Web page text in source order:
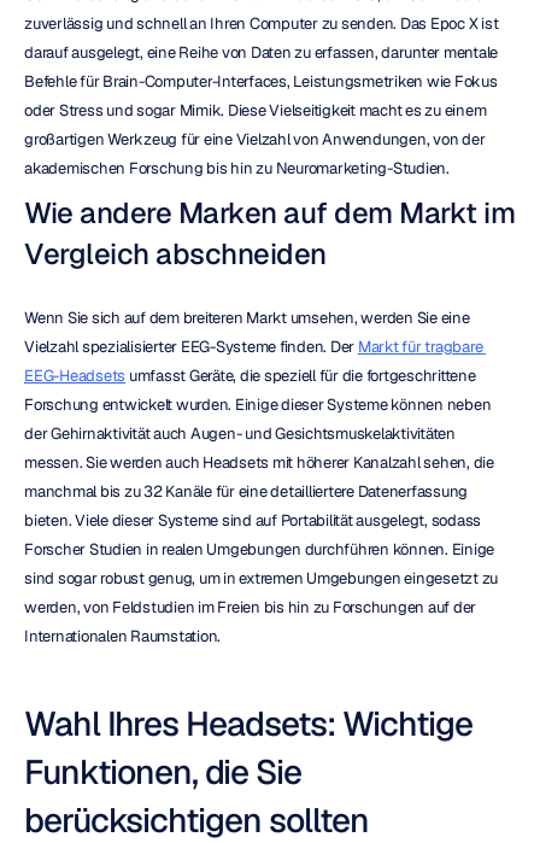
zuverlässig und schnell an Ihren Computer zu senden. Das Epoc X ist
darauf ausgelegt, eine Reihe von Daten zu erfassen, darunter mentale
Befehle für Brain-Computer-Interfaces, Leistungsmetriken wie Fokus
oder Stress und sogar Mimik. Diese Vielseitigkeit macht es zu einem
großartigen Werkzeug für eine Vielzahl von Anwendungen, von der
akademischen Forschung bis hin zu Neuromarketing-Studien.
Wie andere Marken auf dem Markt im
Vergleich abschneiden
Wenn Sie sich auf dem breiteren Markt umsehen, werden Sie eine
Vielzahl spezialisierter EEG-Systeme finden. Der Markt für tragbare
EEG-Headsets umfasst Geräte, die speziell für die fortgeschrittene
Forschung entwickelt wurden. Einige dieser Systeme können neben
der Gehirnaktivität auch Augen- und Gesichtsmuskelaktivitäten
messen. Sie werden auch Headsets mit höherer Kanalzahl sehen, die
manchmal bis zu 32 Kanäle für eine detailliertere Datenerfassung
bieten. Viele dieser Systeme sind auf Portabilität ausgelegt, sodass
Forscher Studien in realen Umgebungen durchführen können. Einige
sind sogar robust genug, um in extremen Umgebungen eingesetzt zu
werden, von Feldstudien im Freien bis hin zu Forschungen auf der
Internationalen Raumstation.
Wahl Ihres Headsets: Wichtige
Funktionen, die Sie
berücksichtigen sollten